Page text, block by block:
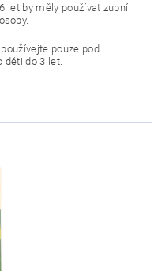
let by měly používat zubní
pouze pod
děti do 3 let.